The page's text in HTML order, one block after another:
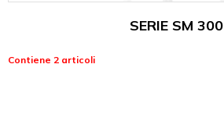
SERIE SM 300
Contiene 2 articoli